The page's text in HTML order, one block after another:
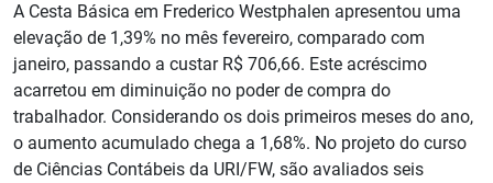
A Cesta Básica em Frederico Westphalen apresentou uma
elevação de 1,39% no mês fevereiro, comparado com
janeiro, passando a custar R$ 706,66. Este acréscimo
acarretou em diminuição no poder de compra do
trabalhador. Considerando os dois primeiros meses do ano,
o aumento acumulado chega a 1,68%. No projeto do curso
de Ciências Contábeis da URI/FW, são avaliados seis